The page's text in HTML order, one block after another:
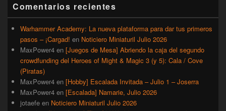
lateral
primaria
Comentarios recientes
Warhammer Academy: La nueva plataforma para dar tus primeros
pasos – ¡Cargad! en Noticiero Miniaturil Julio 2026
MaxPower4 en [Juegos de Mesa] Abriendo la caja del segundo
crowdfunding del Heroes of Might & Magic 3 (y 5): Cala / Cove
(Piratas)
MaxPower4 en [Hobby] Escalada Invitada – Julio 1 – Joserra
MaxPower4 en [Escalada] Namarie, Julio 2026
jotaefe en Noticiero Miniaturil Julio 2026